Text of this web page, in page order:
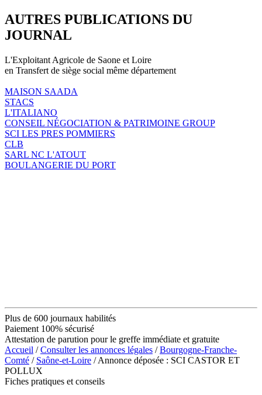
AUTRES PUBLICATIONS DU
JOURNAL
L'Exploitant Agricole de Saone et Loire
en Transfert de siège social même département
MAISON SAADA
STACS
L'ITALIANO
CONSEIL NÉGOCIATION & PATRIMOINE GROUP
SCI LES PRES POMMIERS
CLB
SARL NC L'ATOUT
BOULANGERIE DU PORT
Plus de 600 journaux habilités
Paiement 100% sécurisé
Attestation de parution pour le greffe immédiate et gratuite
Accueil /Consulter les annonces légales /Bourgogne-Franche-
Comté / Saône-et-Loire / Annonce déposée : SCI CASTOR ET
POLLUX
Fiches pratiques et conseils